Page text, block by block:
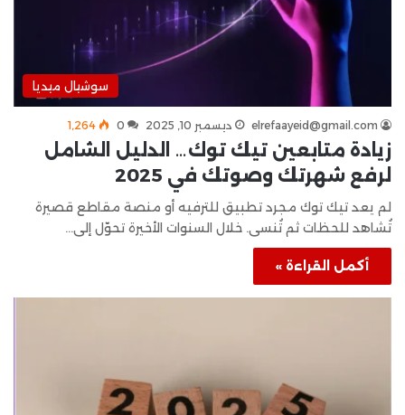
سوشيال ميديا
elrefaayeid@gmail.com ديسمبر 10, 2025 0 1٬264
زيادة متابعين تيك توك… الدليل الشامل
لرفع شهرتك وصوتك في 2025
لم يعد تيك توك مجرد تطبيق للترفيه أو منصة مقاطع قصيرة
تُشاهد للحظات ثم تُنسى. خلال السنوات الأخيرة تحوّل إلى…
أكمل القراءة »